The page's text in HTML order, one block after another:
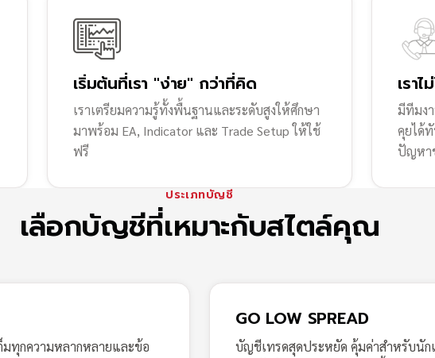
เริ่มต้นที่เรา "ง่าย" กว่าที่คิด
เราเตรียมความรู้ทั้งพื้นฐานและระดับสูงให้ศึกษา
มาพร้อม EA, Indicator และ Trade Setup ให้ใช้
ฟรี
เรา
มีทีมง
คุยได้
ปัญหา
ประเภทบัญชี
เลือกบัญชีที่เหมาะกับสไตล์คุณ
ทุกความหลากหลายและข้อ
GO LOW SPREAD
บัญชีเทรดสุดประหยัด คุ้มค่าสำหรับนัก